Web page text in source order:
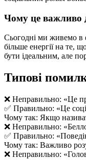
Чому це важливо
Сьогодні ми живемо в
більше енергії на те,
бути ідеальним, але
Типові
❌ Неправильно: «Це
✅ Правильно: «Це
Чому так: Якщо
❌ Неправильно:
✅ Правильно:
Чому так: Важливо
❌ Неправильно: